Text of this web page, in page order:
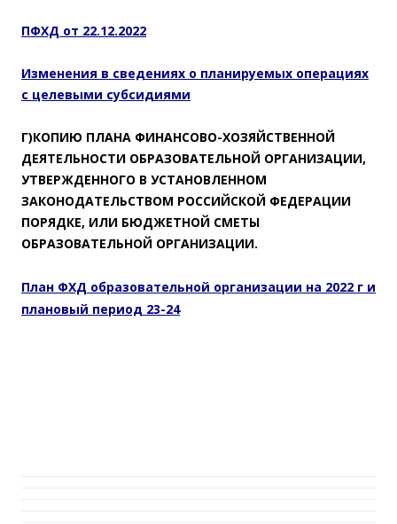
ПФХД от 22.12.2022
Изменения в сведениях о планируемых операциях
с целевыми субсидиями
Г)КОПИЮ ПЛАНА ФИНАНСОВО-ХОЗЯЙСТВЕННОЙ
ДЕЯТЕЛЬНОСТИ ОБРАЗОВАТЕЛЬНОЙ ОРГАНИЗАЦИИ,
УТВЕРЖДЕННОГО В УСТАНОВЛЕННОМ
ЗАКОНОДАТЕЛЬСТВОМ РОССИЙСКОЙ ФЕДЕРАЦИИ
ПОРЯДКЕ, ИЛИ БЮДЖЕТНОЙ СМЕТЫ
ОБРАЗОВАТЕЛЬНОЙ ОРГАНИЗАЦИИ.
План ФХД образовательной организации на 2022 г и
плановый период 23-24